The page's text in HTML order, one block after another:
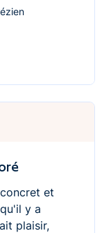
et
y a
plaisir,